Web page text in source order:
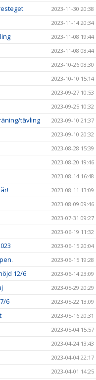
2023-11-30 20:38
2023-11-14 20:34
2023-11-08 19:44
2023-11-08 08:44
2023-10-26 08:30
2023-10-10 15:14
2023-09-27 10:53
2023-09-25 10:32
tävling 2023-09-10 21:37
2023-09-10 20:32
2023-08-28 15:39
2023-08-20 19:46
2023-08-14 16:48
2023-08-11 13:09
2023-08-09 09:46
2023-07-31 09:27
2023-06-19 11:32
2023-06-15 20:04
2023-06-15 19:28
12/6 2023-06-14 23:09
2023-05-29 20:29
6 2023-05-22 13:09
2023-05-16 20:31
2023-05-04 15:57
2023-04-24 13:43
2023-04-04 22:17
2023-04-01 14:25